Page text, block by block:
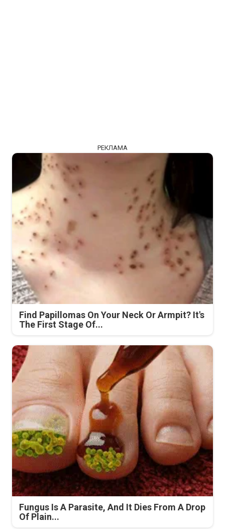
РЕКЛАМА
Find Papillomas On Your Neck Or Armpit? It's
The First Stage Of...
Fungus Is A Parasite, And It Dies From A Drop
Of Plain...